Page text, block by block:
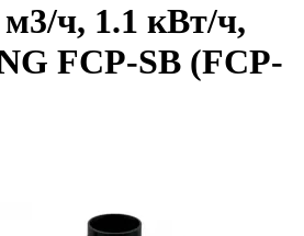
ч, 1.1 кВт/ч,
FCP-SВ (FCP-